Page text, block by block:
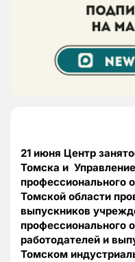
21 июня Центр
Томска и
профессионального
Томской области
выпускников
профессионального
работодателей и
Томском